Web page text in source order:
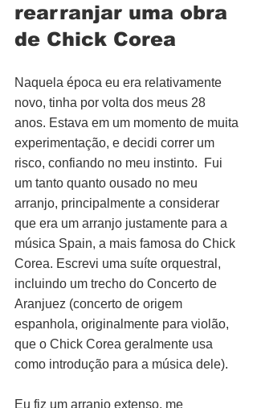
rearranjar uma obra
de Chick Corea
Naquela época eu era relativamente
novo, tinha por volta dos meus 28
anos. Estava em um momento de muita
experimentação, e decidi correr um
risco, confiando no meu instinto.  Fui
um tanto quanto ousado no meu
arranjo, principalmente a considerar
que era um arranjo justamente para a
música Spain, a mais famosa do Chick
Corea. Escrevi uma suíte orquestral,
incluindo um trecho do Concerto de
Aranjuez (concerto de origem
espanhola, originalmente para violão,
que o Chick Corea geralmente usa
como introdução para a música dele).
Eu fiz um arranjo extenso, me